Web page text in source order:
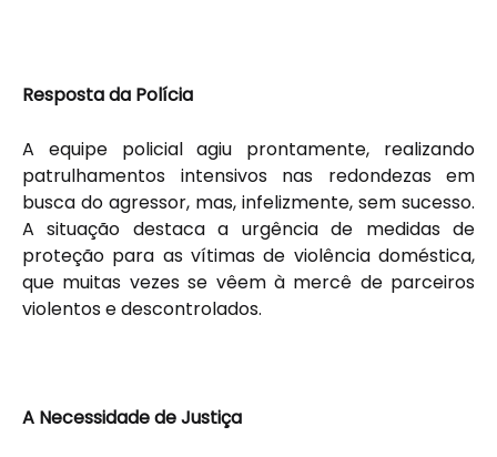
Resposta da Polícia
A equipe policial agiu prontamente, realizando
patrulhamentos intensivos nas redondezas em
busca do agressor, mas, infelizmente, sem sucesso.
A situação destaca a urgência de medidas de
proteção para as vítimas de violência doméstica,
que muitas vezes se vêem à mercê de parceiros
violentos e descontrolados.
A Necessidade de Justiça